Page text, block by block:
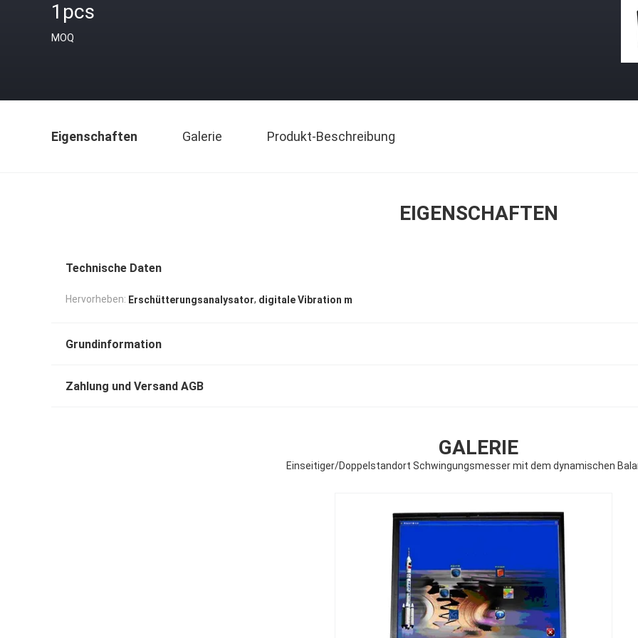
1pcs
MOQ
Eigenschaften Galerie Produkt-Beschreibung
EIGENSCHAFTEN
Technische Daten
Hervorheben: Erschütterungsanalysator, digitale Vibration m
Grundinformation
Zahlung und Versand AGB
GALERIE
Einseitiger/Doppelstandort Schwingungsmesser mit dem dynamischen